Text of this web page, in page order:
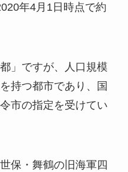
年4月1日時点で約
」ですが、人口規模
持つ都市であり、国
市の指定を受けてい
保・舞鶴の旧海軍四